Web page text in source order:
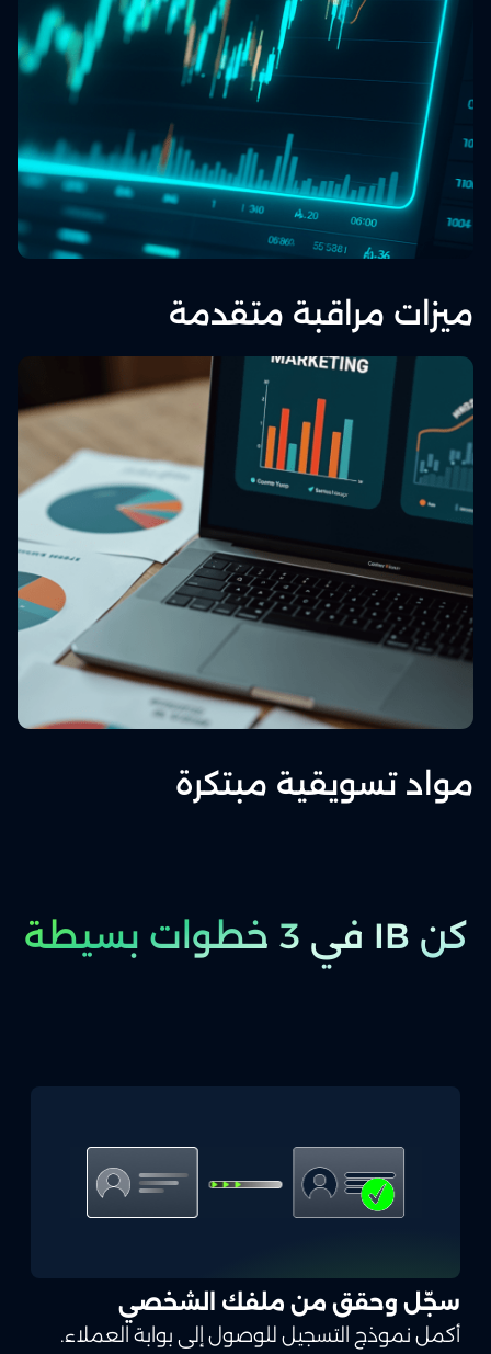
ميزات مراقبة متقدمة
مواد تسويقية مبتكرة
كن IB في 3 خطوات بسيطة
سجّل وحقق من ملفك الشخصي
أكمل نموذج التسجيل للوصول إلى بوابة العملاء.